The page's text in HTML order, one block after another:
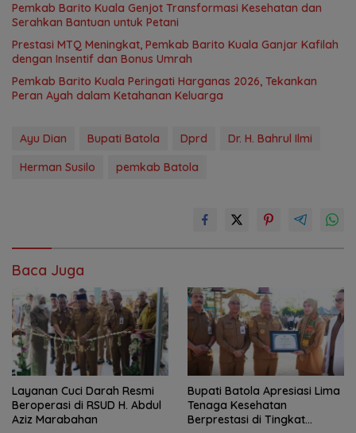
Pemkab Barito Kuala Genjot Transformasi Kesehatan dan
Serahkan Bantuan untuk Petani
Prestasi MTQ Meningkat, Pemkab Barito Kuala Ganjar Kafilah
dengan Insentif dan Bonus Umrah
Pemkab Barito Kuala Peringati Harganas 2026, Tekankan
Peran Ayah dalam Ketahanan Keluarga
Ayu Dian Bupati Batola Dprd
Dr. H. Bahrul Ilmi
Herman Susilo
pemkab Batola
Baca Juga
Layanan Cuci Darah Resmi
Beroperasi di RSUD H. Abdul
Aziz Marabahan
Bupati Batola Apresiasi Lima
Tenaga Kesehatan
Berprestasi di Tingkat